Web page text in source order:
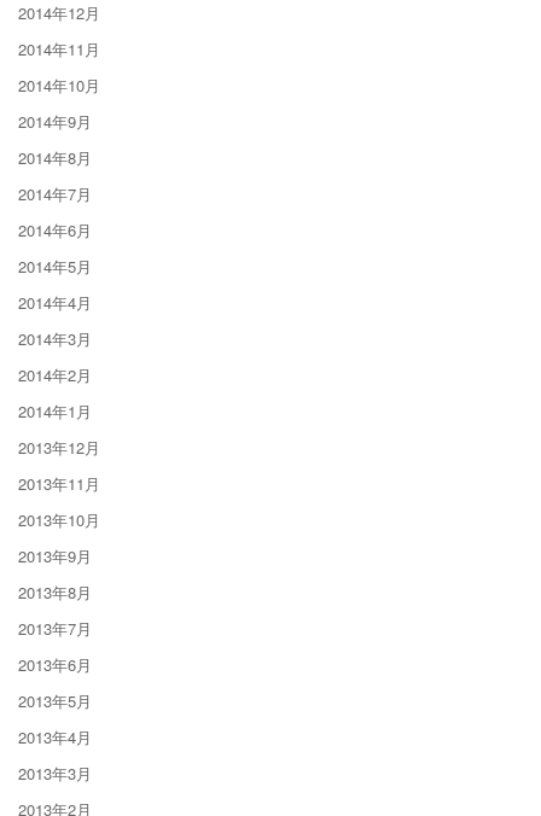
2014年12月
2014年11月
2014年10月
2014年9月
2014年8月
2014年7月
2014年6月
2014年5月
2014年4月
2014年3月
2014年2月
2014年1月
2013年12月
2013年11月
2013年10月
2013年9月
2013年8月
2013年7月
2013年6月
2013年5月
2013年4月
2013年3月
2013年2月